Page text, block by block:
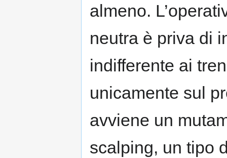
almeno.
neutra è priva di
indifferente ai
unicamente sul
avviene un
scalping, un tipo